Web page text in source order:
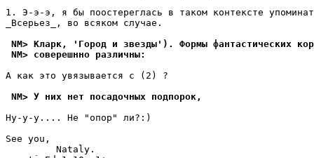
1. Э-э-э, я бы поостереглась в таком контексте
_Всеpьез_, во всяком слyчае.
NM> Кларк, 'Город и звезды'). Формы фантастических
NM> соверешнно различны:
А как это yвязывается с (2) ?
NM> У них нет посадочных подпорок,
Hy-y-y.... Не "опор" ли?:)
See you,
         Nataly.